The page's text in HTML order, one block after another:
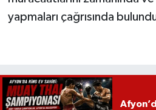
yapmaları çağrısında